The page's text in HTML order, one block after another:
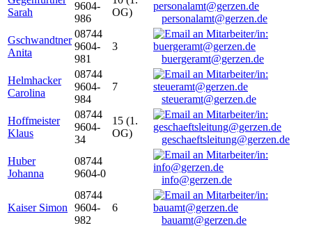
Sarah
9604-
986
OG)
personalamt@gerzen.de
Gschwandtner
Anita
08744
9604-
981
3
buergeramt@gerzen.de
Helmhacker
Carolina
08744
9604-
984
7
steueramt@gerzen.de
Hoffmeister
Klaus
08744
9604-
34
15 (1.
OG)
geschaeftsleitung@gerzen.de
Huber
Johanna
08744
9604-0
info@gerzen.de
Kaiser Simon
08744
9604-
982
6
bauamt@gerzen.de